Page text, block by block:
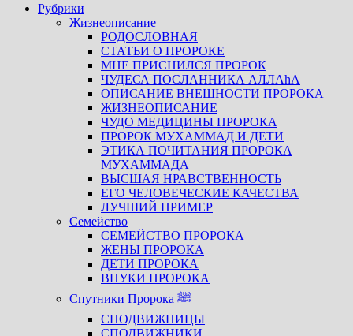
Рубрики
Жизнеописание
РОДОСЛОВНАЯ
СТАТЬИ О ПРОРОКЕ
МНЕ ПРИСНИЛСЯ ПРОРОК
ЧУДЕСА ПОСЛАННИКА АЛЛАhА
ОПИСАНИЕ ВНЕШНОСТИ ПРОРОКА
ЖИЗНЕОПИСАНИЕ
ЧУДО МЕДИЦИНЫ ПРОРОКА
ПРОРОК МУХАММАД И ДЕТИ
ЭТИКА ПОЧИТАНИЯ ПРОРОКА
МУХАММАДА
ВЫСШАЯ НРАВСТВЕННОСТЬ
ЕГО ЧЕЛОВЕЧЕСКИЕ КАЧЕСТВА
ЛУЧШИЙ ПРИМЕР
Семейство
СЕМЕЙСТВО ПРОРОКА
ЖЕНЫ ПРОРОКА
ДЕТИ ПРОРОКА
ВНУКИ ПРОРОКА
Спутники Пророка ﷺ
СПОДВИЖНИЦЫ
СПОДВИЖНИКИ